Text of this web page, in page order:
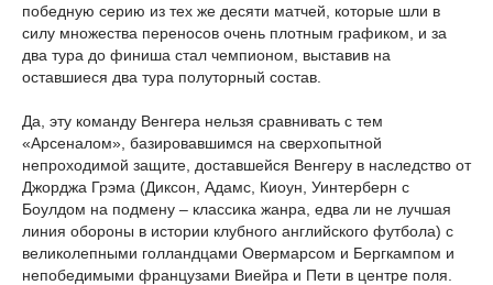
победную серию из тех же десяти матчей, которые шли в
силу множества переносов очень плотным графиком, и за
два тура до финиша стал чемпионом, выставив на
оставшиеся два тура полуторный состав.
Да, эту команду Венгера нельзя сравнивать с тем
«Арсеналом», базировавшимся на сверхопытной
непроходимой защите, доставшейся Венгеру в наследство от
Джорджа Грэма (Диксон, Адамс, Киоун, Уинтерберн с
Боулдом на подмену – классика жанра, едва ли не лучшая
линия обороны в истории клубного английского футбола) с
великолепными голландцами Овермарсом и Бергкампом и
непобедимыми французами Виейра и Пети в центре поля.